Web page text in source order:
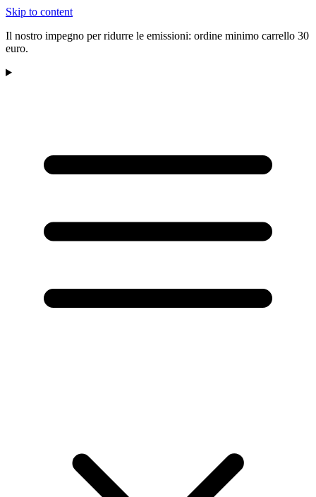
Skip to content
Il nostro impegno per ridurre le emissioni: ordine minimo carrello 30
euro.